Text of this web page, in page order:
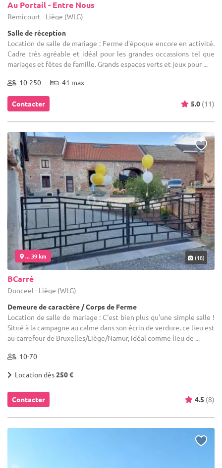
Au Portail - Entre Nous
Remicourt - Liège (WLG)
Salle de réception
Location de salle de mariage : Ferme d'époque encore en activité.
Cadre très agréable et idéal pour les grandes occassions tel que
mariages et fêtes de famille. Grands espaces verts et jeux pour ...
10-250 41 max
Contacter 5.0 (11)
... 39 km (18)
BCarré
Donceel - Liège (WLG)
Demeure de caractère / Corps de Ferme
Location de salle de mariage : C'est bien plus qu'une simple salle !
Situé à la campagne au calme dans son écrin de verdure, ce lieu est
au carrefour de Bruxelles/Liège/Namur, idéal comme lieu de ...
10-70
Location dès250 €
Contacter 4.5 (8)